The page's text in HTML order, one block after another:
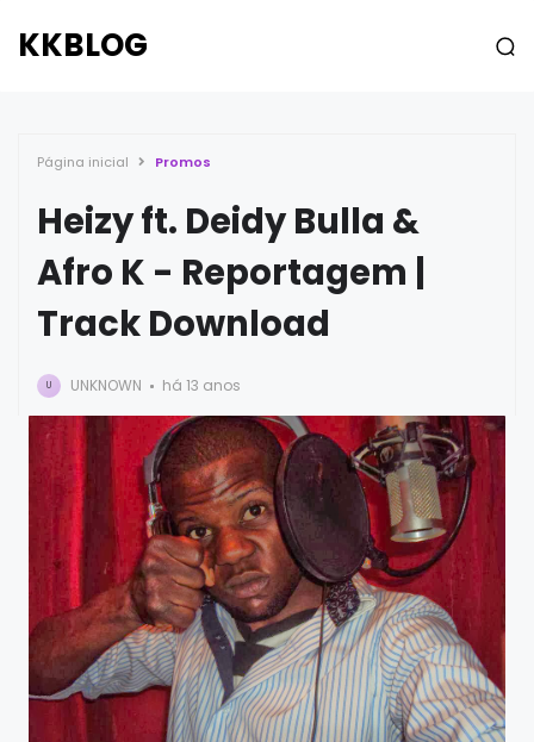
KKBLOG
Página inicial Promos
Heizy ft. Deidy Bulla &
Afro K - Reportagem |
Track Download
U UNKNOWN há 13 anos